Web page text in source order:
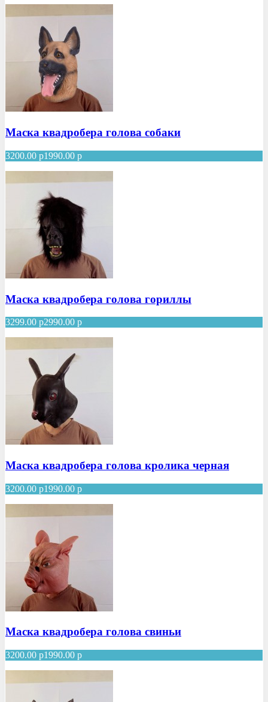
Маска квадробера голова собаки
3200.00 р1990.00 р
Маска квадробера голова гориллы
3299.00 р2990.00 р
Маска квадробера голова кролика черная
3200.00 р1990.00 р
Маска квадробера голова свиньи
3200.00 р1990.00 р